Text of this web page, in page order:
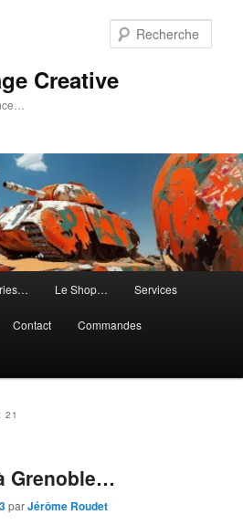
Creative
Le Shop… Services
Contact Commandes
:21
Grenoble…
parJérôme Roudet